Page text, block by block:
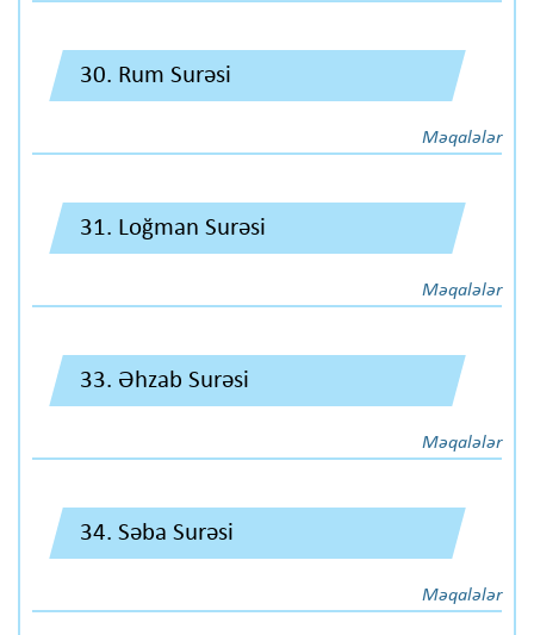
30. Rum Surəsi
Məqalələr
31. Loğman Surəsi
Məqalələr
33. Əhzab Surəsi
Məqalələr
34. Səba Surəsi
Məqalələr